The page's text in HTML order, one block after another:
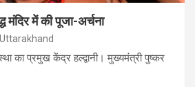
मंदिर में की पूजा-अर्चना
का प्रमुख केंद्र हल्द्वानी। मुख्यमंत्री पुष्कर